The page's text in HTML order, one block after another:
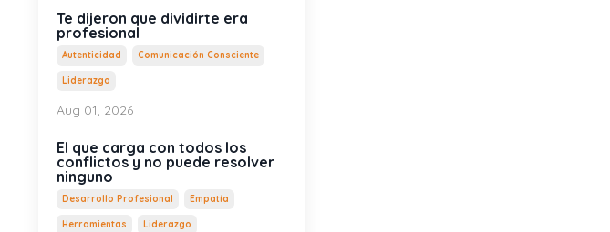
Te dijeron que dividirte era
profesional
Autenticidad Comunicación Consciente
Liderazgo
Aug 01, 2026
El que carga con todos los
conflictos y no puede resolver
ninguno
Desarrollo Profesional Empatía
Herramientas Liderazgo